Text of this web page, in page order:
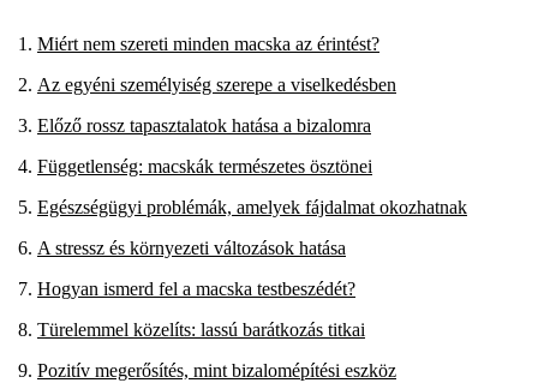
Miért nem szereti minden macska az érintést?
Az egyéni személyiség szerepe a viselkedésben
Előző rossz tapasztalatok hatása a bizalomra
Függetlenség: macskák természetes ösztönei
Egészségügyi problémák, amelyek fájdalmat okozhatnak
A stressz és környezeti változások hatása
Hogyan ismerd fel a macska testbeszédét?
Türelemmel közelíts: lassú barátkozás titkai
Pozitív megerősítés, mint bizalomépítési eszköz